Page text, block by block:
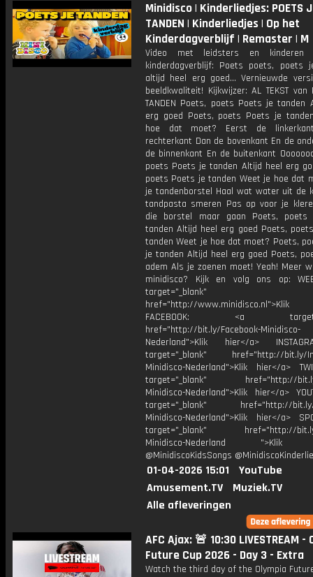
Minidisco | Kinderliedjes: POETS
TANDEN | Kinderliedjes | Op het
Kinderdagverblijf | Remaster | M
Video met leidsters en kinderen
kinderdagverblijf: Poets poets, poets
altijd heel erg goed… Vernieuwde
beeldkwaliteit! Kijkwijzer: AL TEKST van
TANDEN Poets, poets Poets je tanden
erg goed Poets, poets Poets je
hoe dat moet? Eerst de
rechterkant Dan de bovenkant En de
de binnenkant En de buitenkant
poets Poets je tanden Altijd heel erg
poets Poets je tanden Weet je hoe dat
je tandenborstel Haal wat water uit de
tandpasta smeren Pas op voor je
die borstel maar gaan Poets,
tanden Altijd heel erg goed Poets,
tanden Weet je hoe dat moet? Poets,
je tanden Altijd heel erg goed Poets,
adem Als je zoenen moet! Yeah! Meer
minidisco? Kijk en volg ons op:
target="_blank"
href="http://www.minidisco.nl">Klik
FACEBOOK: <a
href="http://bit.ly/Facebook-Minidisco-
Nederland">Klik hier</a>
target="_blank" href="http://bit.ly/
Minidisco-Nederland">Klik hier</a>
target="_blank" href="http://
Minidisco-Nederland">Klik hier</a>
target="_blank" href="http://bit.ly/
Minidisco-Nederland">Klik hier</a>
target="_blank" href="http://
Minidisco-Nederland ">Klik
@MinidiscoKidsSongs
01-04-2026 15:01
YouTube
Amusement.TV
Muziek.TV
Alle afleveringen
AFC Ajax: 🚨 10:30 LIVESTREAM -
Future Cup 2026 - Day 3 - Extra
Watch the third day of the Olympia